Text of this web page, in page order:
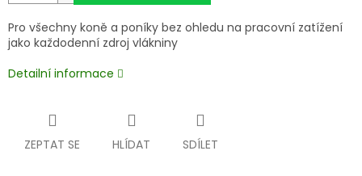
Pro všechny koně a poníky bez ohledu na pracovní zatížení
jako každodenní zdroj vlákniny
Detailní informace
ZEPTAT SE HLÍDAT SDÍLET